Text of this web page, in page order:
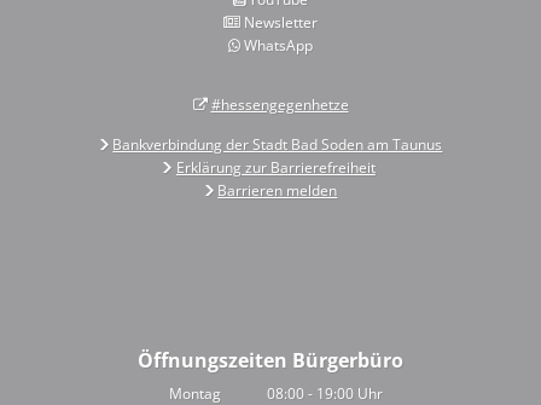
Newsletter
WhatsApp
#hessengegenhetze
Bankverbindung der Stadt Bad Soden am Taunus
Erklärung zur Barrierefreiheit
Barrieren melden
Öffnungszeiten Bürgerbüro
Montag 08:00- 19:00 Uhr